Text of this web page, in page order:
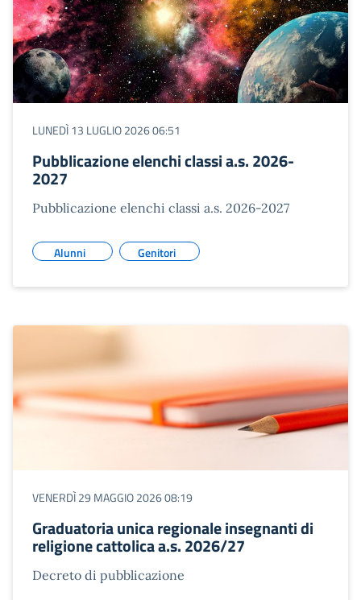
LUNEDÌ 13 LUGLIO 2026 06:51
Pubblicazione elenchi classi a.s. 2026-
2027
Pubblicazione elenchi classi a.s. 2026-2027
Alunni Genitori
VENERDÌ 29 MAGGIO 2026 08:19
Graduatoria unica regionale insegnanti di
religione cattolica a.s. 2026/27
Decreto di pubblicazione